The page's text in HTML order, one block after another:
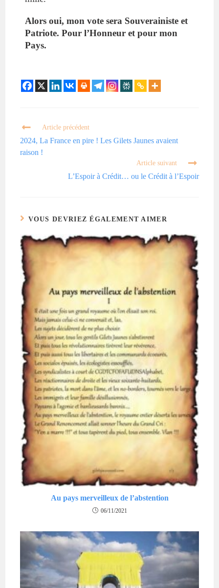
Alors oui, mon vote sera Souverainiste et
Patriote. Pour l’Honneur et pour mon
Pays.
Article précédent
2024, La France en pire ! Les Gilets Jaunes avaient
raison !
Article suivant
L’Espoir à Crédit… ou le Crédit à l’Espoir
VOUS DEVRIEZ ÉGALEMENT AIMER
Au pays merveilleux de l’abstention
06/11/2021